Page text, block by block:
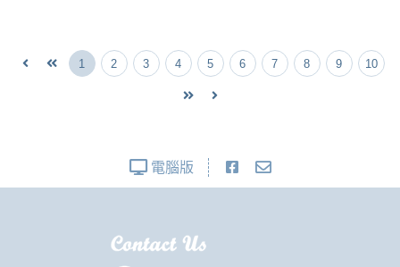
1 2 3 4 5 6 7 8 9 10
電腦版